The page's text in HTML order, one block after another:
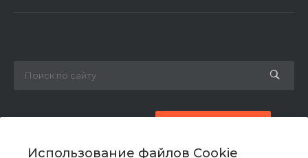
Использование файлов Cookie
zakaz@ogk-opora.ru